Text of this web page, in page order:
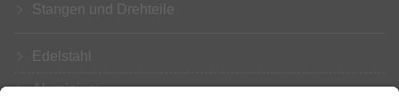
Stangen und Drehteile
Edelstahl
Aluminium